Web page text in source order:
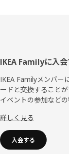
フ
ッ
タ
IKEA Familyに入会
IKEA Familyメンバー
ードと交換すること
イベントの参加など
詳しく見る
入会する